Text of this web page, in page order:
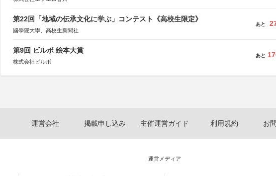
第22回「地域の伝承文化に学ぶ」コンテスト《高校生限定》
國學院大學、高校生新聞社
あと
第9回 ビルボ 絵本大賞
株式会社ビルボ
あと
運営会社 掲載申し込み 主催運営ガイド 利用規約 お
運営メディア